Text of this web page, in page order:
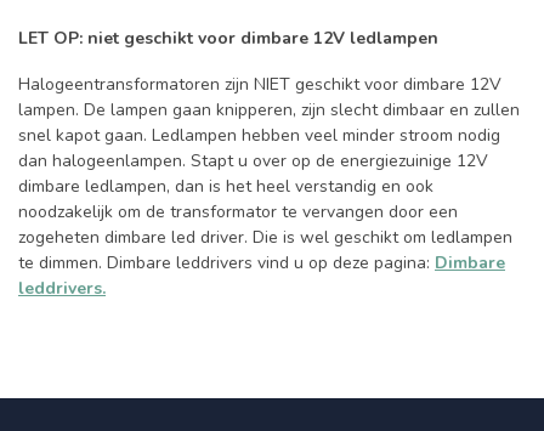
LET OP: niet geschikt voor dimbare 12V ledlampen
Halogeentransformatoren zijn NIET geschikt voor dimbare 12V
lampen. De lampen gaan knipperen, zijn slecht dimbaar en zullen
snel kapot gaan. Ledlampen hebben veel minder stroom nodig
dan halogeenlampen. Stapt u over op de energiezuinige 12V
dimbare ledlampen, dan is het heel verstandig en ook
noodzakelijk om de transformator te vervangen door een
zogeheten dimbare led driver. Die is wel geschikt om ledlampen
te dimmen. Dimbare leddrivers vind u op deze pagina: Dimbare
leddrivers.